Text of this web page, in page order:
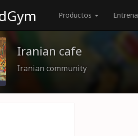
Productos Entrena
Iranian cafe
Iranian community